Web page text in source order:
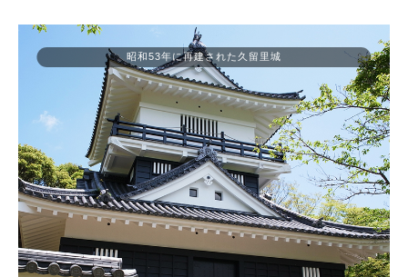
昭和53年に再建された久留里城